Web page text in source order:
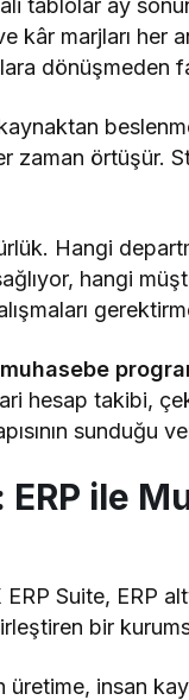
tablolar ay
kâr marjları
dönüşmeden
zaman örtüşür.
Hangi
hangi
muhasebe
hesap takibi,
sunduğu
ERP ile
Suite, ERP
bir
üretime, insan